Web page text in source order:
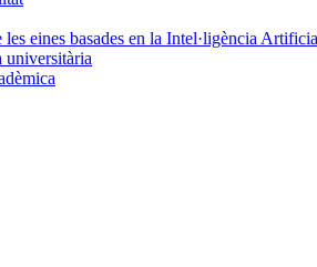
eines basades en la Intel·ligència
universitària